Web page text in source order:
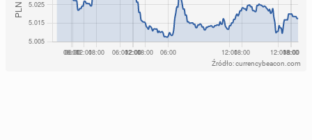
Źródło: currencybeacon.com